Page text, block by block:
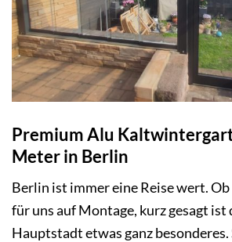
Premium Alu
Meter in Berlin
Berlin ist immer eine Reise wert.
für uns auf Montage, kurz gesagt ist
Hauptstadt etwas ganz besonderes.